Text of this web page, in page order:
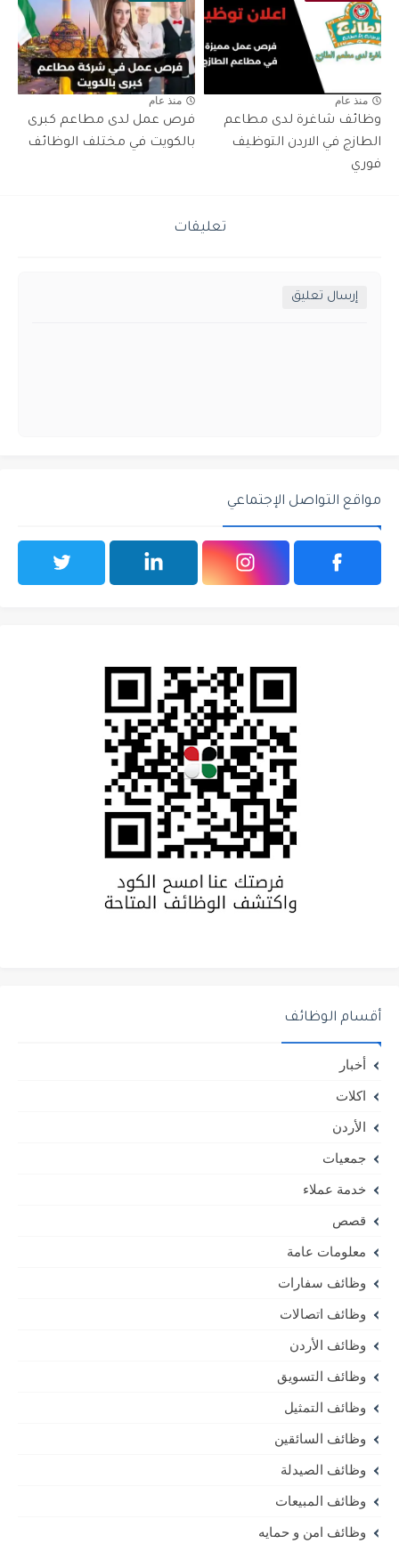
منذ عام
وظائف شاغرة لدى مطاعم
الطازج في الاردن التوظيف
فوري
منذ عام
فرص عمل لدى مطاعم كبرى
بالكويت في مختلف الوظائف
تعليقات
إرسال تعليق
مواقع التواصل الإجتماعي
أقسام الوظائف
أخبار
اكلات
الأردن
جمعيات
خدمة عملاء
قصص
معلومات عامة
وظائف سفارات
وظائف اتصالات
وظائف الأردن
وظائف التسويق
وظائف التمثيل
وظائف السائقين
وظائف الصيدلة
وظائف المبيعات
وظائف امن و حمايه